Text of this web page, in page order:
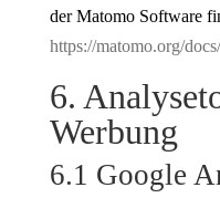
der Matomo Software
https://matomo.org/
6.
Werbung
6.1 Google